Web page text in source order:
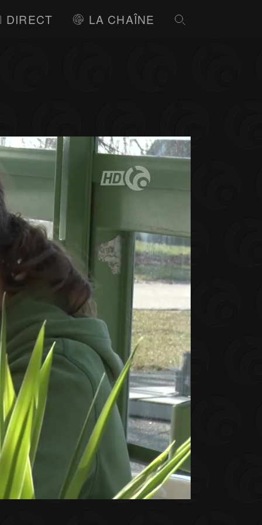
DIRECT LA CHAÎNE